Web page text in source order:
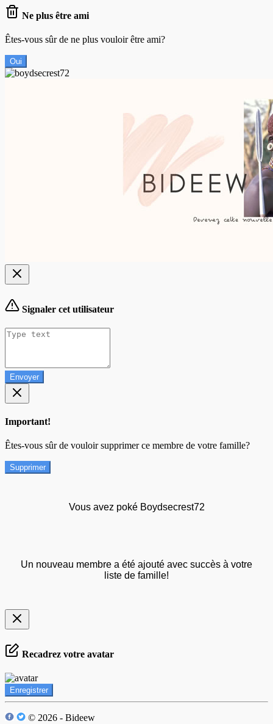
Ne plus être ami
Êtes-vous sûr de ne plus vouloir être ami?
Oui
Signaler cet utilisateur
Envoyer
Important!
Êtes-vous sûr de vouloir supprimer ce membre de votre famille?
Supprimer
Vous avez poké Boydsecrest72
Un nouveau membre a été ajouté avec succès à votre
liste de famille!
Recadrez votre avatar
Enregistrer
© 2026 - Bideew